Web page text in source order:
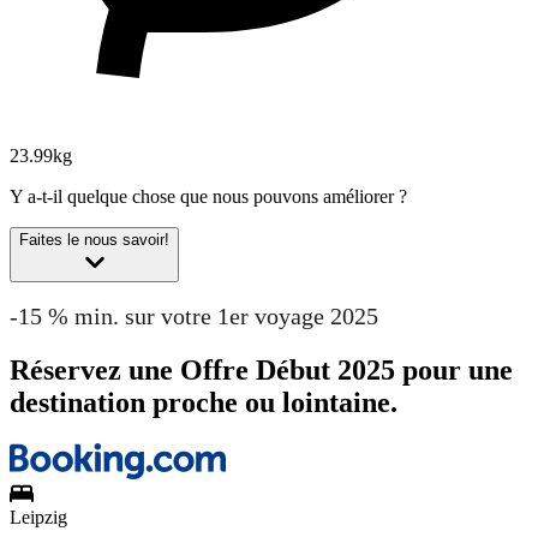
23.99kg
Y a-t-il quelque chose que nous pouvons améliorer ?
Faites le nous savoir!
-15 % min. sur votre 1er voyage 2025
Réservez une Offre Début 2025 pour une
destination proche ou lointaine.
Leipzig